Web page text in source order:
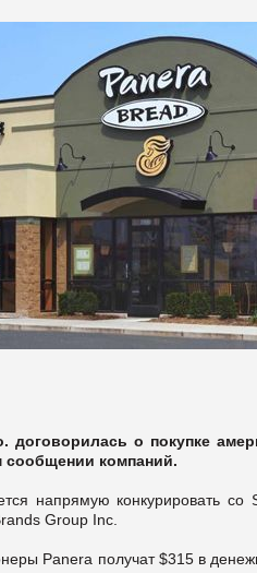
о покупке
сообщении компаний.
напрямую конкурировать
Group Inc.
Panera получат $315 в